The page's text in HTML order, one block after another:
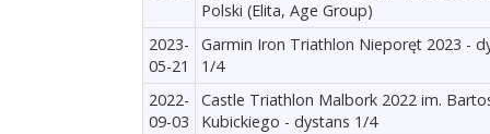
Polski (Elita, Age Group)
2023-
05-21
Garmin Iron Triathlon Nieporęt 2023 -
1/4
2022-
09-03
Castle Triathlon Malbork 2022 im.
Kubickiego - dystans 1/4